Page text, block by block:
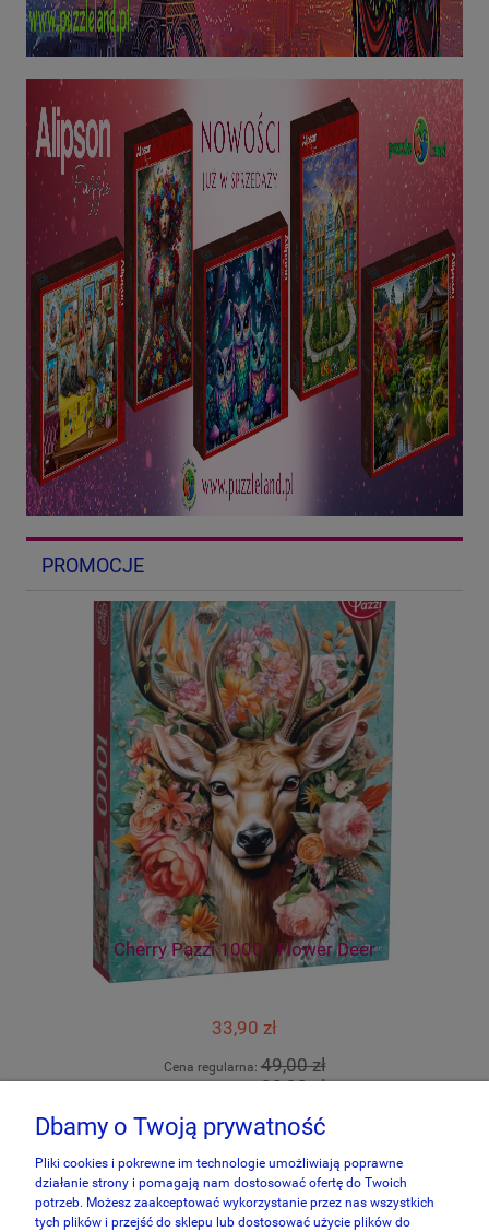
PROMOCJE
Cherry Pazzi 1000 - Flower Deer
33,90 zł
Cena regularna:49,00 zł
33,90 zł
do koszyka
Dbamy o Twoją prywatność
Pliki cookies i pokrewne im technologie umożliwiają poprawne
działanie strony i pomagają nam dostosować ofertę do Twoich
potrzeb. Możesz zaakceptować wykorzystanie przez nas wszystkich
tych plików i przejść do sklepu lub dostosować użycie plików do